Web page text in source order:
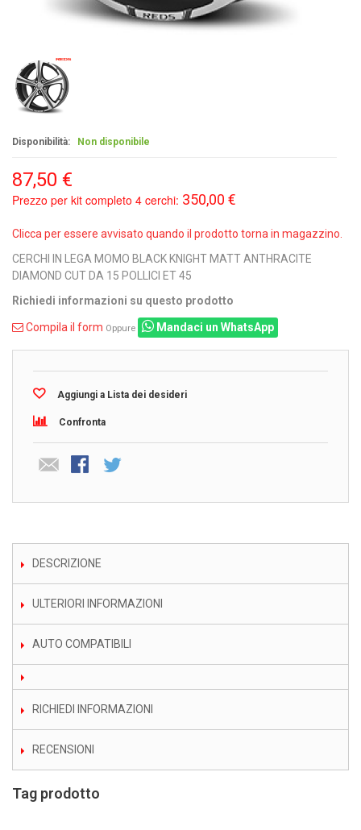
Disponibilità: Non disponibile
87,50 €
Prezzo per kit completo 4 cerchi: 350,00 €
Clicca per essere avvisato quando il prodotto torna in magazzino.
CERCHI IN LEGA MOMO BLACK KNIGHT MATT ANTHRACITE
DIAMOND CUT DA 15 POLLICI ET 45
Richiedi informazioni su questo prodotto
Compila il form Oppure Mandaci un WhatsApp
Aggiungi a Lista dei desideri
Confronta
DESCRIZIONE
ULTERIORI INFORMAZIONI
AUTO COMPATIBILI
RICHIEDI INFORMAZIONI
RECENSIONI
Tag prodotto